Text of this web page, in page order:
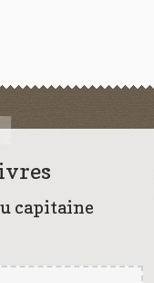
capitaine